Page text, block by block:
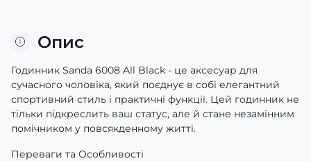
Опис
Годинник Sanda 6008 All Black - це аксесуар для
сучасного чоловіка, який поєднує в собі елегантний
спортивний стиль і практичні функції. Цей годинник не
тільки підкреслить ваш статус, але й стане незамінним
помічником у повсякденному житті.
Переваги та Особливості